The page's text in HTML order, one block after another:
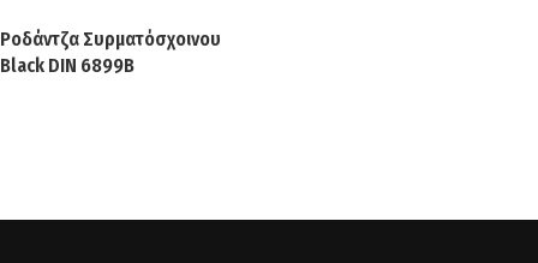
Ροδάντζα Συρματόσχοινου
Black DIN 6899B